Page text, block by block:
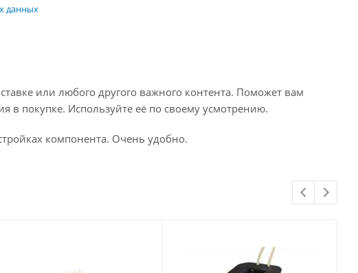
данных
или любого другого важного контента. Поможет вам
в покупке. Используйте её по своему усмотрению.
компонента. Очень удобно.